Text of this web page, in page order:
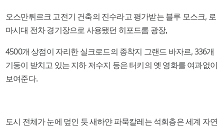
오스만튀르크 고전기 건축의 진수라고 평가받는 블루 모스크, 로
마시대 전차 경기장으로 사용됐던 히포드롬 광장,
4500개 상점이 자리한 실크로드의 종착지 그랜드 바자르, 336개
기둥이 받치고 있는 지하 저수지 등은 터키의 옛 영화를 여과없이
보여준다.
도시 전체가 눈에 덮인 듯 새하얀 파묵칼레는 석회층은 세계 자연